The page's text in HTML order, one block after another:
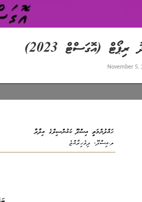
(އޮގަސްޓް 2023)
November 5,